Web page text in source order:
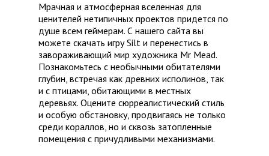
Мрачная и атмосферная вселенная для
ценителей нетипичных проектов придется по
душе всем геймерам. С нашего сайта вы
можете скачать игру Silt и перенестись в
завораживающий мир художника Mr Mead.
Познакомьтесь с необычными обитателями
глубин, встречая как древних исполинов, так
и с птицами, обитающими в местных
деревьях. Оцените сюрреалистический стиль
и особую обстановку, продвигаясь не только
среди кораллов, но и сквозь затопленные
помещения с причудливыми механизмами.